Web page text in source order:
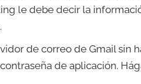
le debe decir la
de correo de Gmail sin
de aplicación.